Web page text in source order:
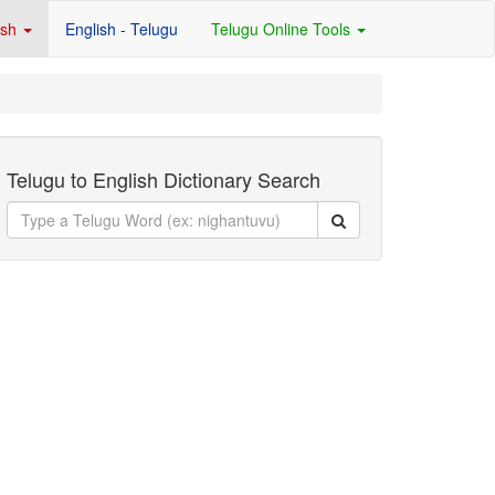
English - Telugu Telugu Online Tools
Telugu to English Dictionary Search